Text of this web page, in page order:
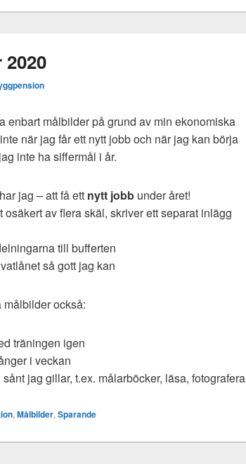
enbart målbilder på grund av min ekonomiska
när jag får ett nytt jobb och när jag kan börja
inte ha siffermål i år.
jag – att få ett nytt jobb under året!
av flera skäl, skriver ett separat inlägg
till bufferten
så gott jag kan
också:
träningen igen
i veckan
jag gillar, t.ex. målarböcker, läsa, fotografera
, Målbilder, Sparande